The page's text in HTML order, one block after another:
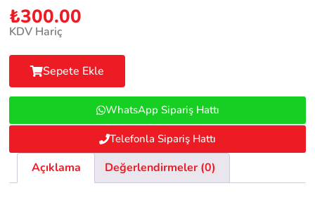
₺300.00
KDV Hariç
Sepete Ekle
WhatsApp Sipariş Hattı
Telefonla Sipariş Hattı
Açıklama Değerlendirmeler (0)